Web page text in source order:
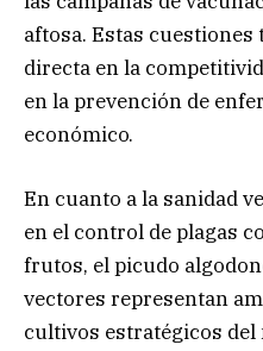
aftosa. Estas
directa en la
en la prevención de
económico.
En cuanto a la sanidad
en el control de plagas
frutos, el picudo
vectores representan
cultivos estratégicos